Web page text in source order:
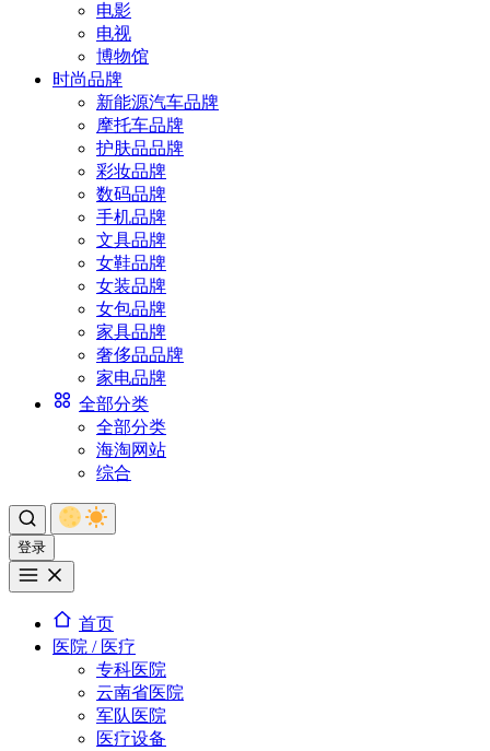
电影
电视
博物馆
时尚品牌
新能源汽车品牌
摩托车品牌
护肤品品牌
彩妆品牌
数码品牌
手机品牌
文具品牌
女鞋品牌
女装品牌
女包品牌
家具品牌
奢侈品品牌
家电品牌
全部分类
全部分类
海淘网站
综合
登录
首页
医院 / 医疗
专科医院
云南省医院
军队医院
医疗设备